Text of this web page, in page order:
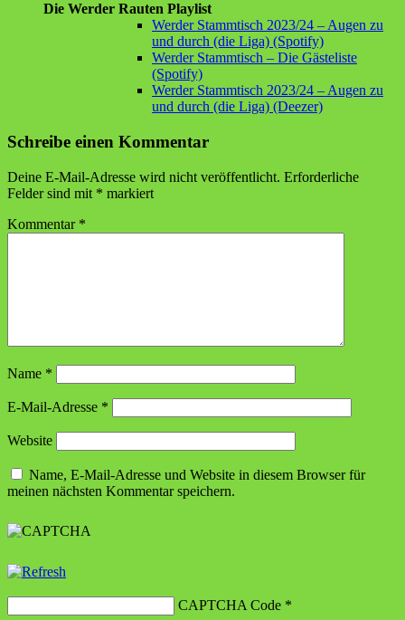
Die Werder Rauten Playlist
Werder Stammtisch 2023/24 – Augen zu
und durch (die Liga) (Spotify)
Werder Stammtisch – Die Gästeliste
(Spotify)
Werder Stammtisch 2023/24 – Augen zu
und durch (die Liga) (Deezer)
Schreibe einen Kommentar
Deine E-Mail-Adresse wird nicht veröffentlicht. Erforderliche
Felder sind mit * markiert
Kommentar *
Name *
E-Mail-Adresse *
Website
Name, E-Mail-Adresse und Website in diesem Browser für
meinen nächsten Kommentar speichern.
CAPTCHA Code *